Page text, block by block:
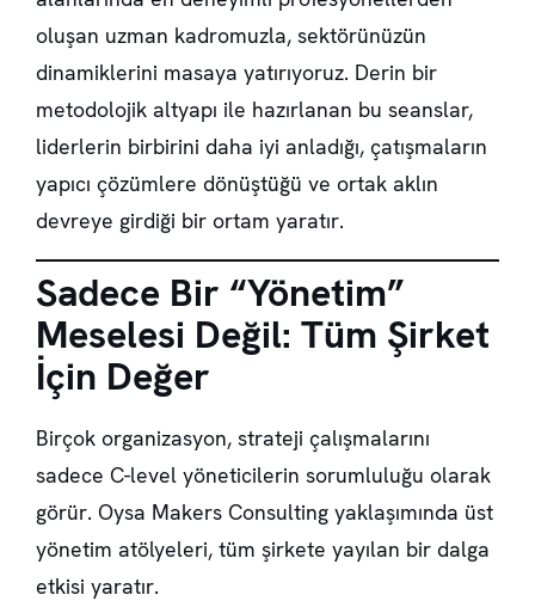
oluşan uzman kadromuzla, sektörünüzün
dinamiklerini masaya yatırıyoruz. Derin bir
metodolojik altyapı ile hazırlanan bu seanslar,
liderlerin birbirini daha iyi anladığı, çatışmaların
yapıcı çözümlere dönüştüğü ve ortak aklın
devreye girdiği bir ortam yaratır.
Sadece Bir “Yönetim”
Meselesi Değil: Tüm Şirket
İçin Değer
Birçok organizasyon, strateji çalışmalarını
sadece C-level yöneticilerin sorumluluğu olarak
görür. Oysa Makers Consulting yaklaşımında üst
yönetim atölyeleri, tüm şirkete yayılan bir dalga
etkisi yaratır.